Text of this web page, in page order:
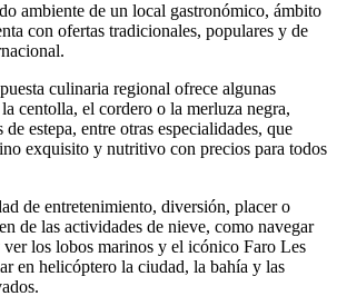
ambiente de un local gastronómico, ámbito
con ofertas tradicionales, populares y de
culinaria regional ofrece algunas
centolla, el cordero o la merluza negra,
estepa, entre otras especialidades, que
exquisito y nutritivo con precios para todos
de entretenimiento, diversión, placer o
de las actividades de nieve, como navegar
los lobos marinos y el icónico Faro Les
en helicóptero la ciudad, la bahía y las